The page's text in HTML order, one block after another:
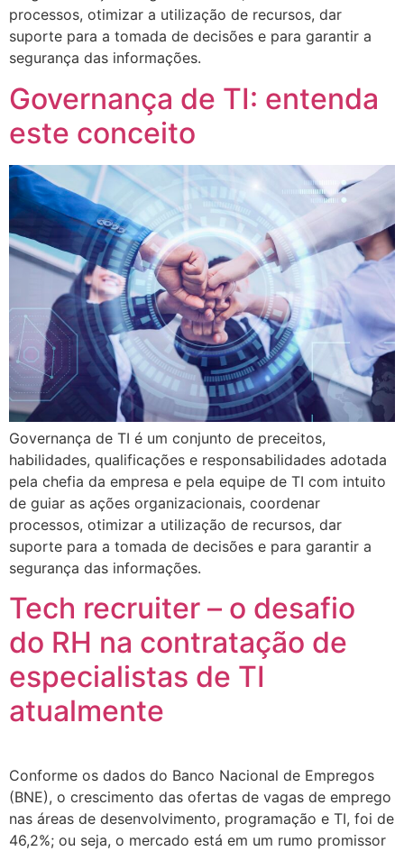
processos, otimizar a utilização de recursos, dar
suporte para a tomada de decisões e para garantir a
segurança das informações.
Governança de TI: entenda
este conceito
Governança de TI é um conjunto de preceitos,
habilidades, qualificações e responsabilidades adotada
pela chefia da empresa e pela equipe de TI com intuito
de guiar as ações organizacionais, coordenar
processos, otimizar a utilização de recursos, dar
suporte para a tomada de decisões e para garantir a
segurança das informações.
Tech recruiter – o desafio
do RH na contratação de
especialistas de TI
atualmente
Conforme os dados do Banco Nacional de Empregos
(BNE), o crescimento das ofertas de vagas de emprego
nas áreas de desenvolvimento, programação e TI, foi de
46,2%; ou seja, o mercado está em um rumo promissor